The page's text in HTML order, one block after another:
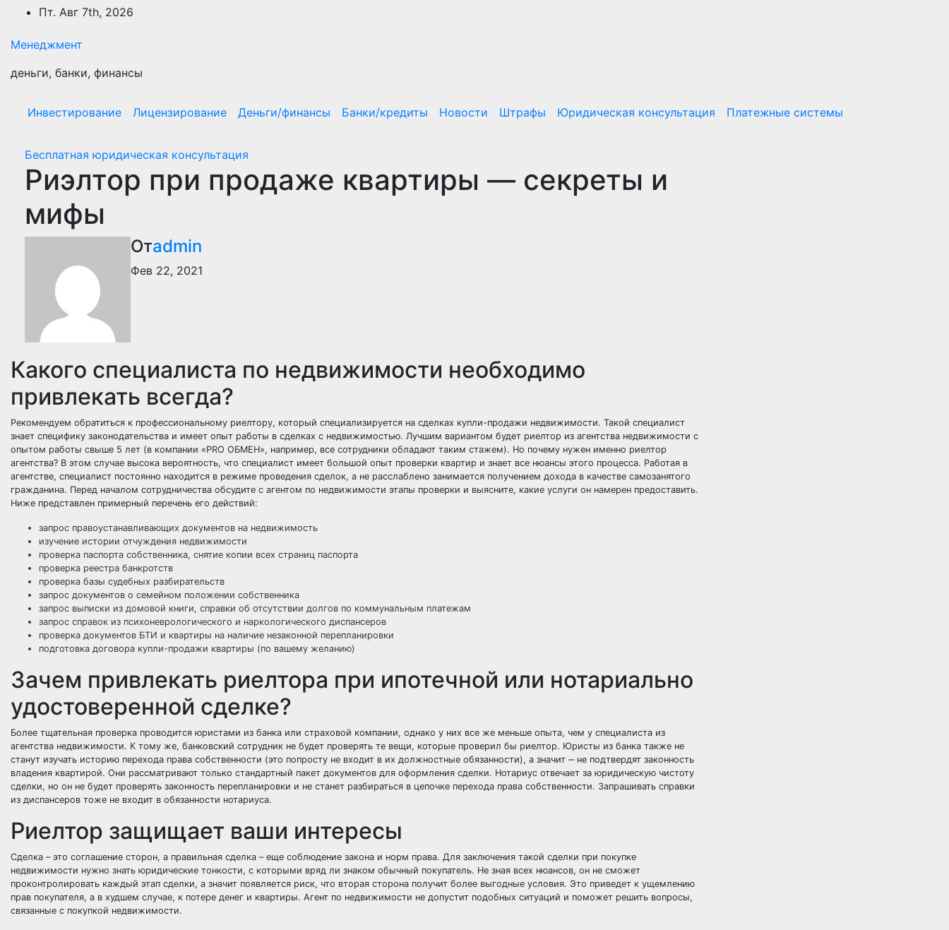
Перейти
содержимому
Пт. Авг 7th, 2026
Менеджмент
деньги, банки, финансы
Инвестирование Лицензирование Деньги/финансы Банки/кредиты Новости Штрафы Юридическая консультация Платежные системы
Бесплатная юридическая консультация
Риэлтор при продаже квартиры — секреты и
мифы
Отadmin
Фев 22, 2021
Какого специалиста по недвижимости необходимо
привлекать всегда?
Рекомендуем обратиться к профессиональному риелтору, который специализируется на сделках купли-продажи недвижимости. Такой специалист
знает специфику законодательства и имеет опыт работы в сделках с недвижимостью. Лучшим вариантом будет риелтор из агентства недвижимости с
опытом работы свыше 5 лет (в компании «PRO ОБМЕН», например, все сотрудники обладают таким стажем). Но почему нужен именно риелтор
агентства? В этом случае высока вероятность, что специалист имеет большой опыт проверки квартир и знает все нюансы этого процесса. Работая в
агентстве, специалист постоянно находится в режиме проведения сделок, а не расслаблено занимается получением дохода в качестве самозанятого
гражданина. Перед началом сотрудничества обсудите с агентом по недвижимости этапы проверки и выясните, какие услуги он намерен предоставить.
Ниже представлен примерный перечень его действий:
запрос правоустанавливающих документов на недвижимость
изучение истории отчуждения недвижимости
проверка паспорта собственника, снятие копии всех страниц паспорта
проверка реестра банкротств
проверка базы судебных разбирательств
запрос документов о семейном положении собственника
запрос выписки из домовой книги, справки об отсутствии долгов по коммунальным платежам
запрос справок из психоневрологического и наркологического диспансеров
проверка документов БТИ и квартиры на наличие незаконной перепланировки
подготовка договора купли-продажи квартиры (по вашему желанию)
Зачем привлекать риелтора при ипотечной или нотариально
удостоверенной сделке?
Более тщательная проверка проводится юристами из банка или страховой компании, однако у них все же меньше опыта, чем у специалиста из
агентства недвижимости. К тому же, банковский сотрудник не будет проверять те вещи, которые проверил бы риелтор. Юристы из банка также не
станут изучать историю перехода права собственности (это попросту не входит в их должностные обязанности), а значит ‒ не подтвердят законность
владения квартирой. Они рассматривают только стандартный пакет документов для оформления сделки. Нотариус отвечает за юридическую чистоту
сделки, но он не будет проверять законность перепланировки и не станет разбираться в цепочке перехода права собственности. Запрашивать справки
из диспансеров тоже не входит в обязанности нотариуса.
Риелтор защищает ваши интересы
Сделка – это соглашение сторон, а правильная сделка – еще соблюдение закона и норм права. Для заключения такой сделки при покупке
недвижимости нужно знать юридические тонкости, с которыми вряд ли знаком обычный покупатель. Не зная всех нюансов, он не сможет
проконтролировать каждый этап сделки, а значит появляется риск, что вторая сторона получит более выгодные условия. Это приведет к ущемлению
прав покупателя, а в худшем случае, к потере денег и квартиры. Агент по недвижимости не допустит подобных ситуаций и поможет решить вопросы,
связанные с покупкой недвижимости.